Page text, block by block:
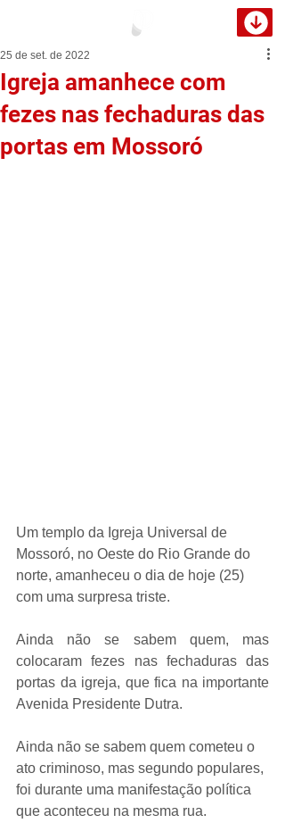
Igreja amanhece com
fezes nas fechaduras das
portas em Mossoró
25 de set. de 2022
Um templo da Igreja Universal de
Mossoró, no Oeste do Rio Grande do
norte, amanheceu o dia de hoje (25)
com uma surpresa triste.
Ainda não se sabem quem, mas
colocaram fezes nas fechaduras das
portas da igreja, que fica na importante
Avenida Presidente Dutra.
Ainda não se sabem quem cometeu o
ato criminoso, mas segundo populares,
foi durante uma manifestação política
que aconteceu na mesma rua.